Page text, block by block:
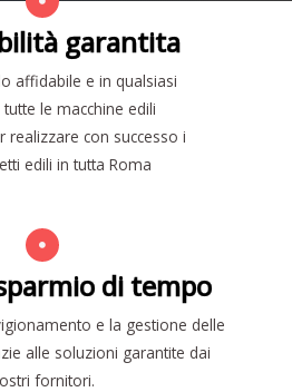
garantita
affidabile e in qualsiasi
le macchine edili
realizzare con successo i
edili in tutta Roma
di tempo
e la gestione delle
alle soluzioni garantite dai
fornitori.